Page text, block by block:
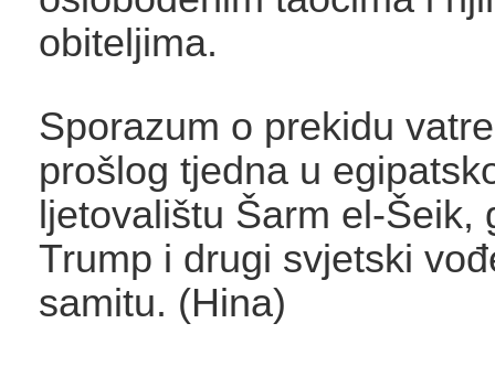
obiteljima.
Sporazum o prekidu
prošlog tjedna u
ljetovalištu Šarm el-Šeik,
Trump i drugi svjetski
samitu. (Hina)